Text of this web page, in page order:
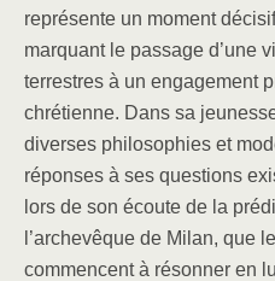
représente un moment
marquant le passage d’une
terrestres à un engagement
chrétienne. Dans sa
diverses philosophies et
réponses à ses questions
lors de son écoute de la
l’archevêque de Milan, que
commencent à résonner en